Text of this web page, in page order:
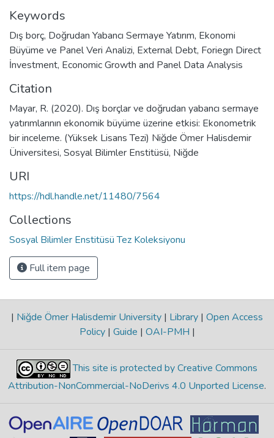
Keywords
Dış borç, Doğrudan Yabancı Sermaye Yatırım, Ekonomi
Büyüme ve Panel Veri Analizi, External Debt, Foriegn Direct
İnvestment, Economic Growth and Panel Data Analysis
Citation
Mayar, R. (2020). Dış borçlar ve doğrudan yabancı sermaye
yatırımlarının ekonomik büyüme üzerine etkisi: Ekonometrik
bir inceleme. (Yüksek Lisans Tezi) Niğde Ömer Halisdemir
Üniversitesi, Sosyal Bilimler Enstitüsü, Niğde
URI
https://hdl.handle.net/11480/7564
Collections
Sosyal Bilimler Enstitüsü Tez Koleksiyonu
Full item page
| Niğde Ömer Halisdemir University | Library | Open Access
Policy | Guide | OAI-PMH |
This site is protected by Creative Commons
Attribution-NonCommercial-NoDerivs 4.0 Unported License.